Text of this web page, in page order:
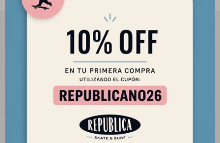
2901 8448 / 098 480 004
Lunes a Viernes de 12 a 18 hs y Sábados de 12 a 17 hs.
Desde el 2010 trayendo lo mejor del skate a Uruguay
republica.soca@gmail.com
 